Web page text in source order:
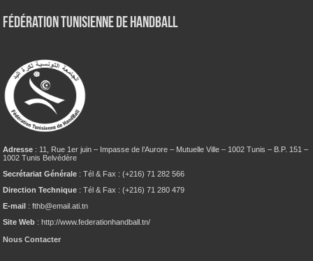
Fédération tunisienne de Handball
Adresse : 11, Rue 1er juin – Impasse de l’Aurore – Mutuelle Ville – 1002 Tunis – B.P. 151 –
1002 Tunis Belvédère
Secrétariat Générale : Tél & Fax : (+216) 71 282 566
Direction Technique : Tél & Fax : (+216) 71 280 479
E-mail : fthb@email.ati.tn
Site Web : http://www.federationhandball.tn/
Nous Contacter